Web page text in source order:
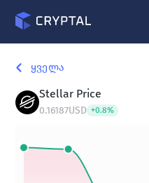
ყველა
Stellar Price
0.16187USD +0.8%